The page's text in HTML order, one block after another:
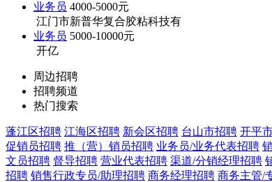
业务员 4000-5000元
江门市新普华复合胶粘科技有
业务员 5000-10000元
开亿
周边招聘
招聘频道
热门搜索
蓬江区招聘 江海区招聘 新会区招聘 台山市招聘 开平
促销员招聘 推（营）销员招聘 业务员/业务代表招聘
文员招聘 督导招聘 营业代表招聘 渠道/分销经理招聘
招聘 销售行政专员/助理招聘 商务经理招聘 商务主管/